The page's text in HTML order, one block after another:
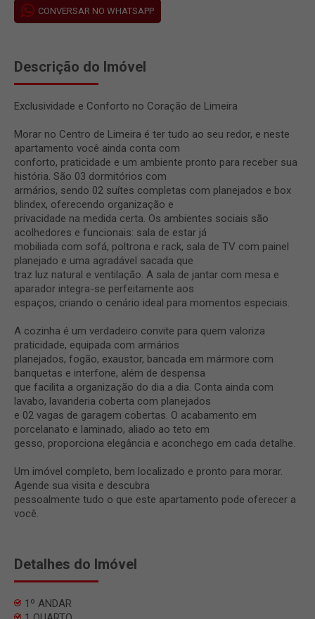
CONVERSAR NO WHATSAPP
Descrição do Imóvel
Exclusividade e Conforto no Coração de Limeira
Morar no Centro de Limeira é ter tudo ao seu redor, e neste
apartamento você ainda conta com
conforto, praticidade e um ambiente pronto para receber sua
história. São 03 dormitórios com
armários, sendo 02 suítes completas com planejados e box
blindex, oferecendo organização e
privacidade na medida certa. Os ambientes sociais são
acolhedores e funcionais: sala de estar já
mobiliada com sofá, poltrona e rack, sala de TV com painel
planejado e uma agradável sacada que
traz luz natural e ventilação. A sala de jantar com mesa e
aparador integra-se perfeitamente aos
espaços, criando o cenário ideal para momentos especiais.
A cozinha é um verdadeiro convite para quem valoriza
praticidade, equipada com armários
planejados, fogão, exaustor, bancada em mármore com
banquetas e interfone, além de despensa
que facilita a organização do dia a dia. Conta ainda com
lavabo, lavanderia coberta com planejados
e 02 vagas de garagem cobertas. O acabamento em
porcelanato e laminado, aliado ao teto em
gesso, proporciona elegância e aconchego em cada detalhe.
Um imóvel completo, bem localizado e pronto para morar.
Agende sua visita e descubra
pessoalmente tudo o que este apartamento pode oferecer a
você.
Detalhes do Imóvel
1º ANDAR